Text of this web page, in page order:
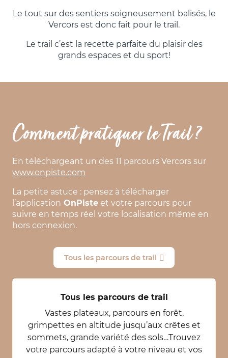
Le tout sur des sentiers soigneusement balisés, le
Vercors est donc fait pour le trail.
Le trail c’est la recette parfaite du plaisir des
grands espaces et du sport!
Comment pratiquer le Trail ?
En téléchargeant un des 11 parcours Vercors sur
www.onpiste.com
La petite astuce : pensez à télécharger
l’application OnPiste et votre parcours pour
suivre en temps réel votre localisation même en
hors connexion.
Tous les parcours de trail
Tous les parcours de trail
Vastes plateaux, parcours en forêt,
grimpettes en altitude jusqu’aux crêtes et
sommets, grande variété des sols…Trouvez
votre parcours adapté à votre niveau et vos